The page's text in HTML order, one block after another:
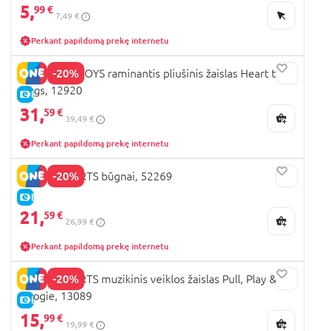
5,99 €
7,49 €
Perkant papildomą prekę internetu
-20%
E-KAINA
INGENUITY TOYS raminantis pliušinis žaislas Heart to
Hugs, 12920
31,59 €
39,49 €
Perkant papildomą prekę internetu
-20%
E-KAINA
BRIGHT STARTS būgnai, 52269
21,59 €
26,99 €
Perkant papildomą prekę internetu
-20%
E-KAINA
BRIGHT STARTS muzikinis veiklos žaislas Pull, Play &
Boogie, 13089
15,99 €
19,99 €